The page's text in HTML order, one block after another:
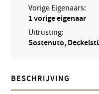
Vorige Eigenaars:
1 vorige eigenaar
Uitrusting:
Sostenuto,
BESCHRIJVING